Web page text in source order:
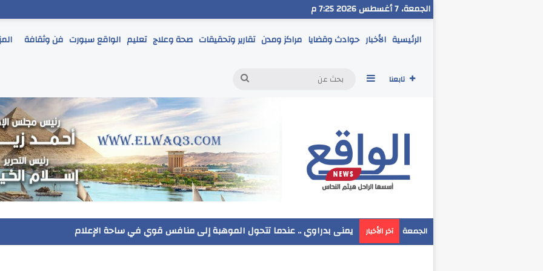
الجمعة، 7 أغسطس 2026 7:25 م
الرئيسية الأخبار حوادث وقضايا مراكز ومدن تقارير وتحقيقات صحة وعلاج تعليم الواقع سبورت فن وثقافة
تابعنا إضافة عمود جانبي
بحث
الجمعة آخر الأخبار مدير تعليم البحر الاحمر يتابع انطلاق امتحانات الشهادة الإعدادية ويؤكد: الانضباط